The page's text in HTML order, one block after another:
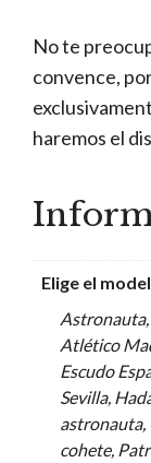
No te
convence,
haremos el
Elige el
Atlético
Escudo
Sevilla,
astronauta,
cohete,